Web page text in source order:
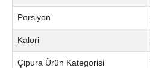
Porsiyon
Kalori
Çipura Ürün Kategorisi